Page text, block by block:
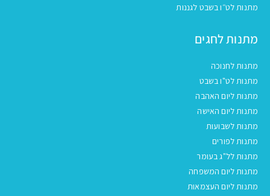
מתנות לט״ו בשבט לגננות
מתנות לחגים
מתנות לחנוכה
מתנות לט"ו בשבט
מתנות ליום האהבה
מתנות ליום האישה
מתנות לשבועות
מתנות לפורים
מתנות לל"ג בעומר
מתנות ליום המשפחה
מתנות ליום העצמאות